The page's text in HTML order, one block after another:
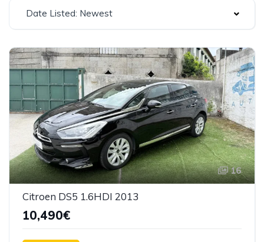
Date Listed: Newest
16
Citroen DS5 1.6HDI 2013
10,490€